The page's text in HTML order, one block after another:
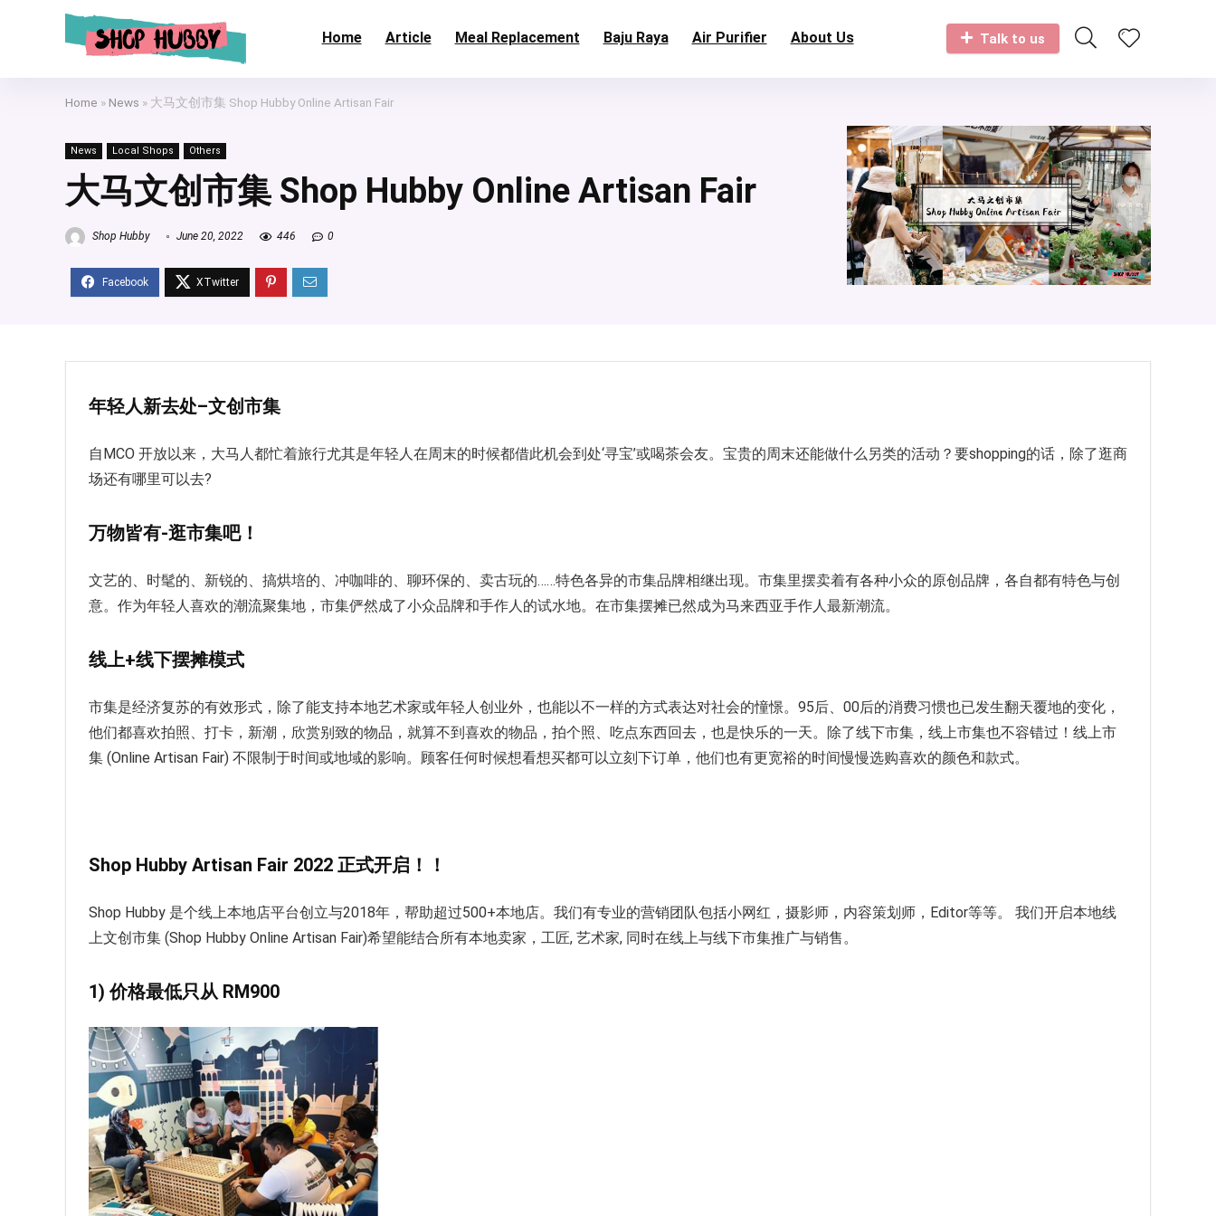
Home Article Meal Replacement Baju Raya Air Purifier About Us Talk to us
Home » News » 大马文创市集 Shop Hubby Online Artisan Fair
News Local Shops Others
大马文创市集 Shop Hubby Online Artisan Fair
Shop Hubby June 20, 2022 446 0
年轻人新去处–文创市集
自MCO 开放以来，大马人都忙着旅行尤其是年轻人在周末的时候都借此机会到处‘寻宝’或喝茶会友。宝贵的周末还能做什么另类的活动？要shopping的话，除了逛商
场还有哪里可以去?
万物皆有-逛市集吧！
文艺的、时髦的、新锐的、搞烘培的、冲咖啡的、聊环保的、卖古玩的……特色各异的市集品牌相继出现。市集里摆卖着有各种小众的原创品牌，各自都有特色与创
意。作为年轻人喜欢的潮流聚集地，市集俨然成了小众品牌和手作人的试水地。在市集摆摊已然成为马来西亚手作人最新潮流。
线上+线下摆摊模式
市集是经济复苏的有效形式，除了能支持本地艺术家或年轻人创业外，也能以不一样的方式表达对社会的憧憬。95后、00后的消费习惯也已发生翻天覆地的变化，
他们都喜欢拍照、打卡，新潮，欣赏别致的物品，就算不到喜欢的物品，拍个照、吃点东西回去，也是快乐的一天。除了线下市集，线上市集也不容错过！线上市
集 (Online Artisan Fair) 不限制于时间或地域的影响。顾客任何时候想看想买都可以立刻下订单，他们也有更宽裕的时间慢慢选购喜欢的颜色和款式。
Shop Hubby Artisan Fair 2022 正式开启！！
Shop Hubby 是个线上本地店平台创立与2018年，帮助超过500+本地店。我们有专业的营销团队包括小网红，摄影师，内容策划师，Editor等等。 我们开启本地线
上文创市集 (Shop Hubby Online Artisan Fair)希望能结合所有本地卖家，工匠, 艺术家, 同时在线上与线下市集推广与销售。
1)价格最低只从 RM900